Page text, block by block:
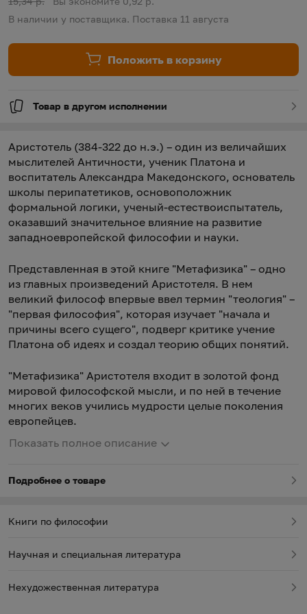
В наличии у поставщика. Поставка 11 августа
Положить в корзину
Товар в другом исполнении
Аристотель (384-322 до н.э.) – один из величайших
мыслителей Античности, ученик Платона и
воспитатель Александра Македонского, основатель
школы перипатетиков, основоположник
формальной логики, ученый-естествоиспытатель,
оказавший значительное влияние на развитие
западноевропейской философии и науки.
Представленная в этой книге "Метафизика" – одно
из главных произведений Аристотеля. В нем
великий философ впервые ввел термин "теология" –
"первая философия", которая изучает "начала и
причины всего сущего", подверг критике учение
Платона об идеях и создал теорию общих понятий.
"Метафизика" Аристотеля входит в золотой фонд
мировой философской мысли, и по ней в течение
многих веков учились мудрости целые поколения
европейцев.
Показать полное описание
Подробнее о товаре
Книги по философии
Научная и специальная литература
Нехудожественная литература